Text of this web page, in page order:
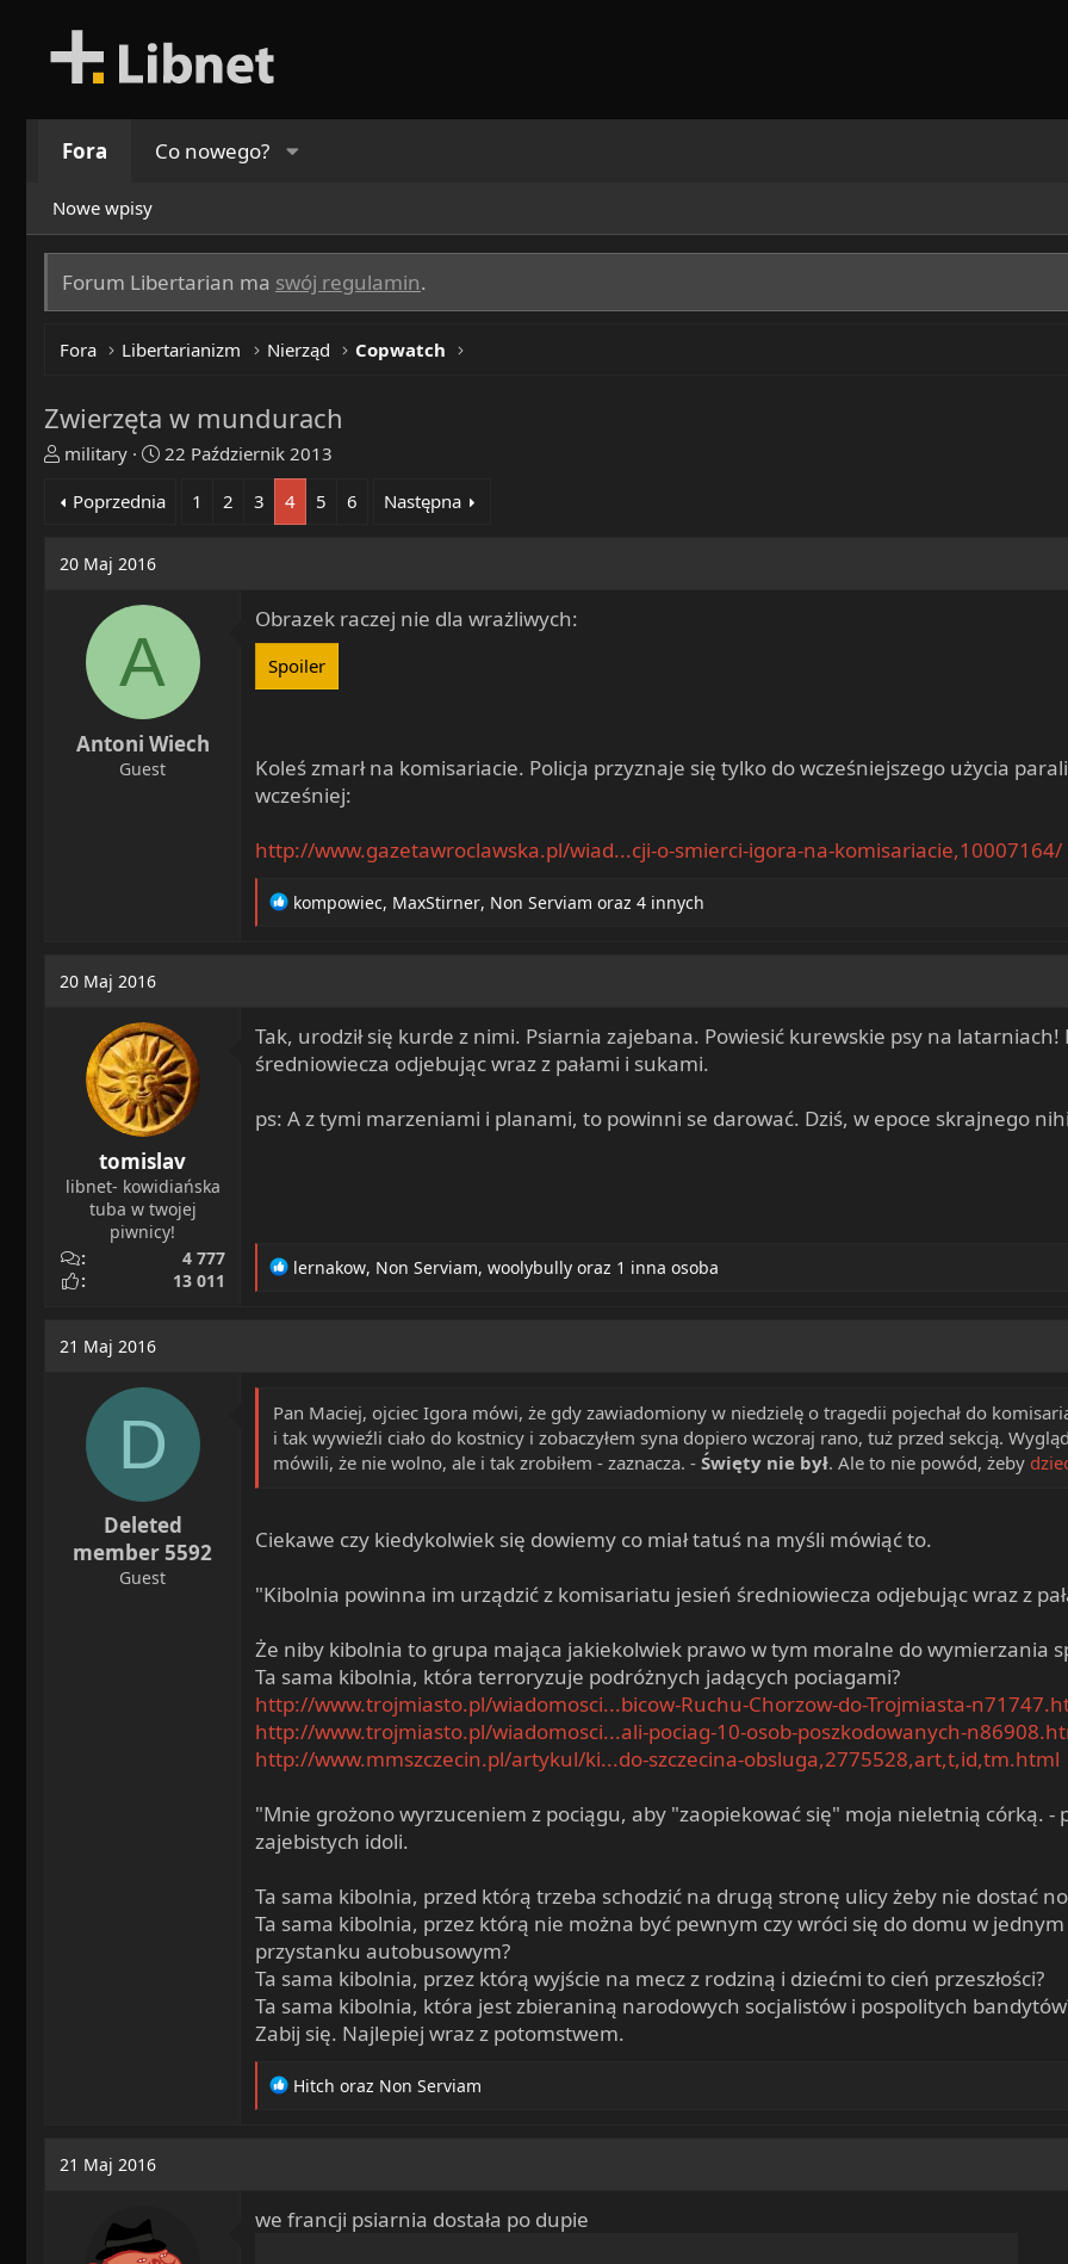
Fora Co nowego?
Nowe wpisy
Forum Libertarian ma swój regulamin.
Fora Libertarianizm Nierząd Copwatch
Zwierzęta w mundurach
T
r
a
d
military
R
z
z
y
22 Październik 2013
Poprzednia
1 2 3 4 5 6 Następna
20 Maj 2016
A
Antoni Wiech
Guest
Obrazek raczej nie dla wrażliwych:
Spoiler
Koleś zmarł na komisariacie. Policja przyznaje się tylko do wcześniejszego użycia
wcześniej:
http://www.gazetawroclawska.pl/wiad...cji-o-smierci-igora-na-komisariacie,10007164/
R
o
n
kompowiec, MaxStirner, Non Serviam oraz 4 innych
20 Maj 2016
tomislav
libnet- kowidiańska
tuba w twojej
piwnicy!
4 777
13 011
Tak, urodził się kurde z nimi. Psiarnia zajebana. Powiesić kurewskie psy na
średniowiecza odjebując wraz z pałami i sukami.
ps: A z tymi marzeniami i planami, to powinni se darować. Dziś, w epoce skrajnego
R
n
s
:
lernakow, Non Serviam, woolybully oraz 1 inna osoba
21 Maj 2016
D
Deleted
member 5592
Guest
Pan Maciej, ojciec Igora mówi, że gdy zawiadomiony w niedzielę o tragedii pojechał do
i tak wywieźli ciało do kostnicy i zobaczyłem syna dopiero wczoraj rano, tuż przed sekcją.
mówili, że nie wolno, ale i tak zrobiłem - zaznacza. - Święty nie był. Ale to nie powód, żeby
Ciekawe czy kiedykolwiek się dowiemy co miał tatuś na myśli mówiąć to.
"Kibolnia powinna im urządzić z komisariatu jesień średniowiecza odjebując wraz z
Że niby kibolnia to grupa mająca jakiekolwiek prawo w tym moralne do wymierzania
Ta sama kibolnia, która terroryzuje podróżnych jadących pociagami?
http://www.trojmiasto.pl/wiadomosci...bicow-Ruchu-Chorzow-do-Trojmiasta-
http://www.trojmiasto.pl/wiadomosci...ali-pociag-10-osob-poszkodowanych-
http://www.mmszczecin.pl/artykul/ki...do-szczecina-obsluga,2775528,art,t,id,tm.html
"Mnie grożono wyrzuceniem z pociągu, aby "zaopiekować się" moja nieletnią córką.
zajebistych idoli.
Ta sama kibolnia, przed którą trzeba schodzić na drugą stronę ulicy żeby nie dostać
Ta sama kibolnia, przez którą nie można być pewnym czy wróci się do domu w
przystanku autobusowym?
Ta sama kibolnia, przez którą wyjście na mecz z rodziną i dziećmi to cień przeszłości?
Ta sama kibolnia, która jest zbieraniną narodowych socjalistów i pospolitych
Zabij się. Najlepiej wraz z potomstwem.
R
o
Hitch oraz Non Serviam
21 Maj 2016
we francji psiarnia dostała po dupie